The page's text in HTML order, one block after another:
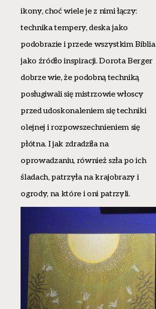
ikony, choć wiele je z nimi łączy:
technika tempery, deska jako
podobrazie i przede wszystkim Biblia
jako źródło inspiracji. Dorota Berger
dobrze wie, że podobną techniką
posługiwali się mistrzowie włoscy
przed udoskonaleniem się techniki
olejnej i rozpowszechnieniem się
płótna. I jak zdradziła na
oprowadzaniu, również szła po ich
śladach, patrzyła na krajobrazy i
ogrody, na które i oni patrzyli.